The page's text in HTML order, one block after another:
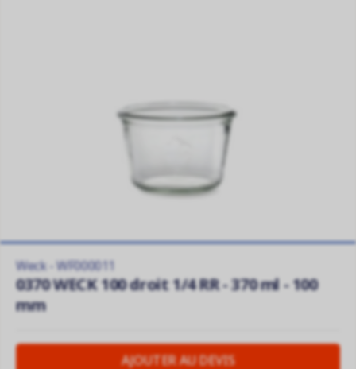
Weck - WF000011
0370 WECK 100 droit 1/4 RR - 370 ml - 100
mm
AJOUTER AU DEVIS